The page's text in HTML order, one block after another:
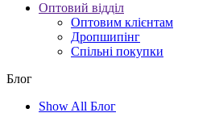
Оптовий відділ
Оптовим клієнтам
Дропшипінг
Спільні покупки
Блог
Show All Блог